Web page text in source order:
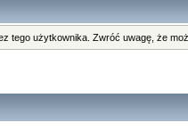
tego użytkownika. Zwróć uwagę, że